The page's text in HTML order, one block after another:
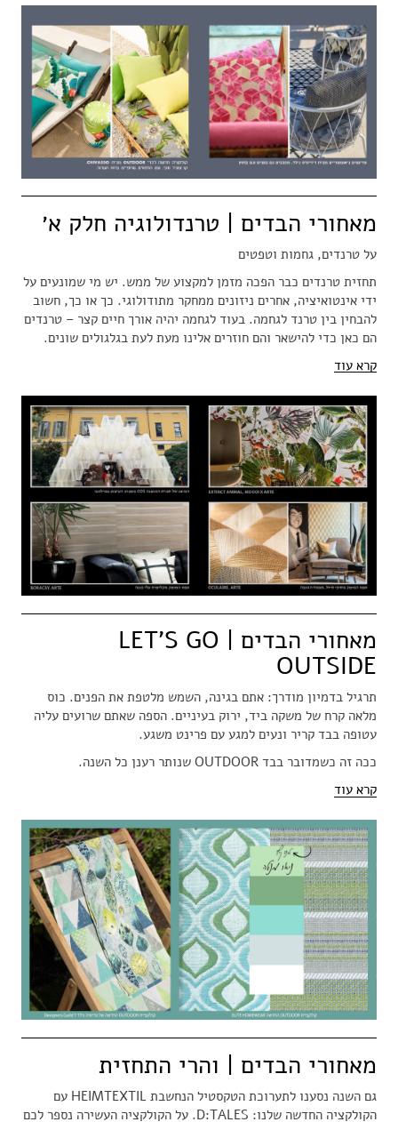
מאחורי הבדים | טרנדולוגיה חלק א׳
על טרנדים, גחמות וטפטים
תחזית טרנדים כבר הפכה מזמן למקצוע של ממש. יש מי שמונעים על
ידי אינטואיציה, אחרים ניזונים ממחקר מתודולוגי. כך או כך, חשוב
להבחין בין טרנד לגחמה. בעוד לגחמה יהיה אורך חיים קצר – טרנדים
הם כאן כדי להישאר והם חוזרים אלינו מעת לעת בגלגולים שונים.
קרא עוד
מאחורי הבדים | LET'S GO
OUTSIDE
תרגיל בדמיון מודרך: אתם בגינה, השמש מלטפת את הפנים. כוס
מלאה קרח של משקה ביד, ירוק בעיניים. הספה שאתם שרועים עליה
עטופה בבד קריר ונעים למגע עם פרינט משגע.
ככה זה כשמדובר בבד OUTDOOR שנותר רענן כל השנה.
קרא עוד
מאחורי הבדים | והרי התחזית
גם השנה נסענו לתערוכת הטקסטיל הנחשבת HEIMTEXTIL עם
הקולקציה החדשה שלנו: D:TALES. על הקולקציה העשירה נספר לכם